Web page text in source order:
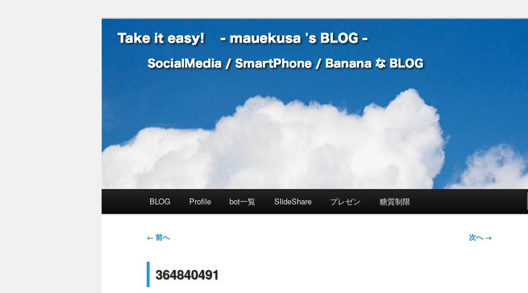
Take it easy! – mauekusa 's BLOG -
メインコンテンツへ移動
サブコンテンツへ移動
BLOG Profile bot一覧 SlideShare プレゼン 糖質制限
画像ナビゲーション
← 前へ 次へ →
364840491